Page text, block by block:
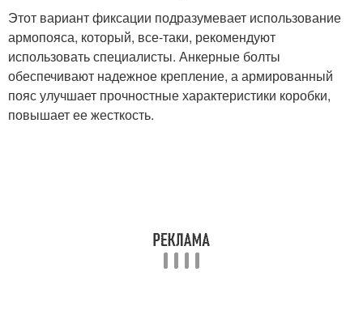
Этот вариант фиксации подразумевает использование
армопояса, который, все-таки, рекомендуют
использовать специалисты. Анкерные болты
обеспечивают надежное крепление, а армированный
пояс улучшает прочностные характеристики коробки,
повышает ее жесткость.